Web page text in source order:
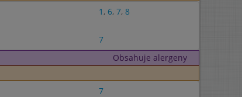
1 , 6, 7, 8
7
Obsahuje alergeny
7